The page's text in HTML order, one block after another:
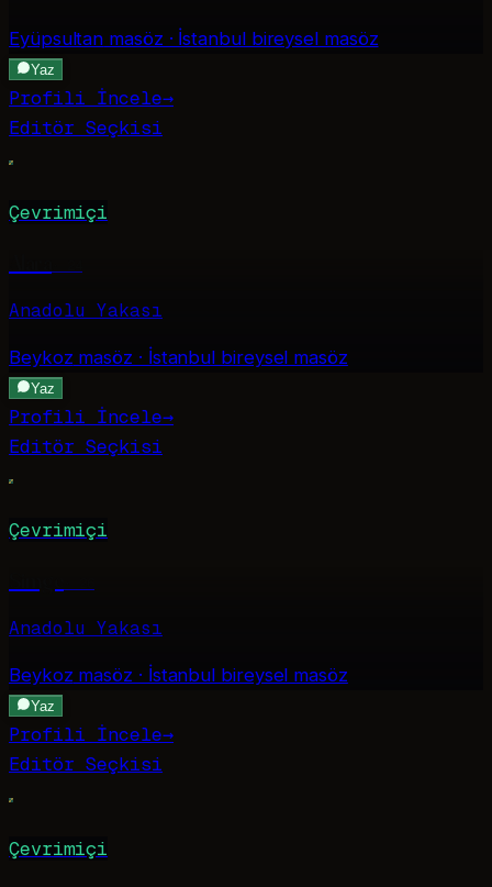
Eyüpsultan masöz · İstanbul bireysel masöz
Yaz
Profili İncele→
Editör Seçkisi
Çevrimiçi
Anadolu Yakası
Beykoz masöz · İstanbul bireysel masöz
Yaz
Profili İncele→
Editör Seçkisi
Çevrimiçi
Anadolu Yakası
Beykoz masöz · İstanbul bireysel masöz
Yaz
Profili İncele→
Editör Seçkisi
Çevrimiçi